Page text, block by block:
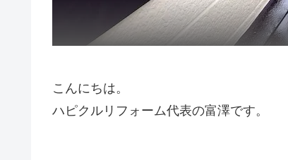
こんにちは。
ハピクルリフォーム代表の富澤です。